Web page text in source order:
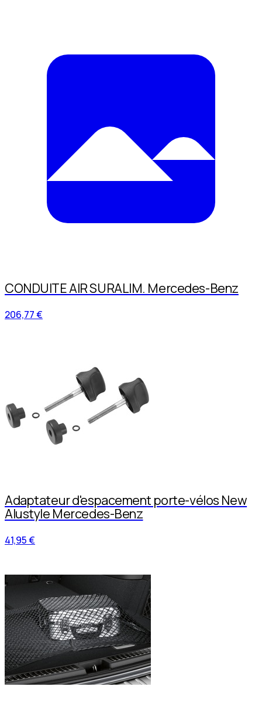
CONDUITE AIR SURALIM. Mercedes-Benz
206,77 €
Adaptateur d'espacement porte-vélos New
Alustyle Mercedes-Benz
41,95 €